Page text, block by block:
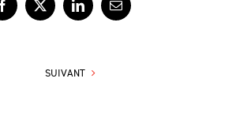
Facebook
X LinkedInCourriel
SUIVANT